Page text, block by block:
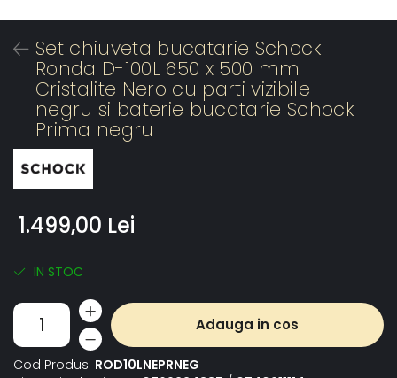
Set chiuveta bucatarie Schock
Ronda D-100L 650 x 500 mm
Cristalite Nero cu parti vizibile
negru si baterie bucatarie Schock
Prima negru
1.499,00 Lei
IN STOC
Adauga in cos
Cod Produs: ROD10LNEPRNEG